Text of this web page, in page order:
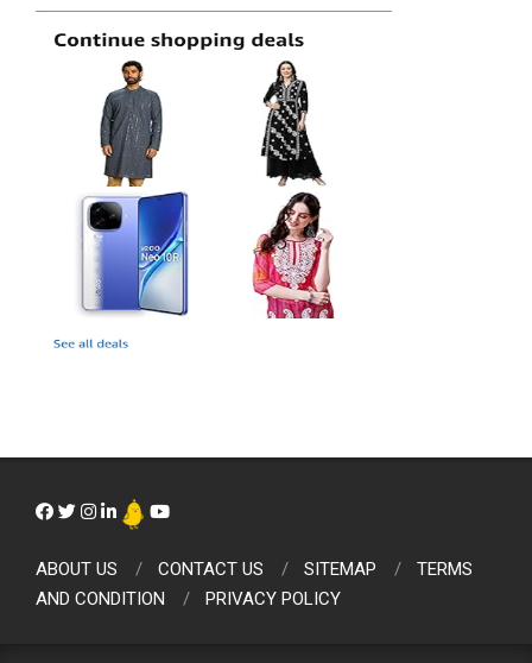
ABOUT US CONTACT US SITEMAP
TERMS
AND CONDITION
PRIVACY POLICY